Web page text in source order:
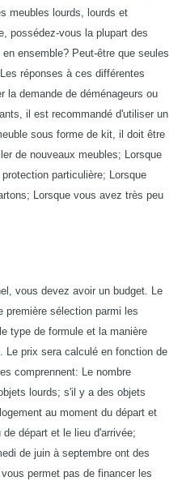
meubles lourds, lourds et
possédez-vous la plupart des
ensemble? Peut-être que seules
réponses à ces différentes
la demande de déménageurs ou
il est recommandé d'utiliser un
sous forme de kit, il doit être
de nouveaux meubles; Lorsque
particulière; Lorsque
Lorsque vous avez très peu
vous devez avoir un budget. Le
première sélection parmi les
type de formule et la manière
Le prix sera calculé en fonction de
comprennent: Le nombre
lourds; s'il y a des objets
au moment du départ et
départ et le lieu d'arrivée;
de juin à septembre ont des
permet pas de financer les